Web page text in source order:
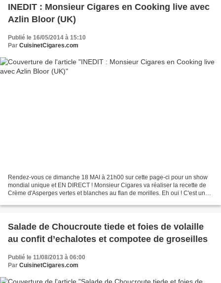
INEDIT : Monsieur Cigares en Cooking live avec
Azlin Bloor (UK)
Publié le 16/05/2014 à 15:10
Par CuisinetCigares.com
Rendez-vous ce dimanche 18 MAI à 21h00 sur cette page-ci pour un show
mondial unique et EN DIRECT ! Monsieur Cigares va réaliser la recette de
Crème d'Asperges vertes et blanches au flan de morilles. Eh oui ! C'est une
Salade de Choucroute tiede et foies de volaille
au confit d’echalotes et compotee de groseilles
Publié le 11/08/2013 à 06:00
Par CuisinetCigares.com